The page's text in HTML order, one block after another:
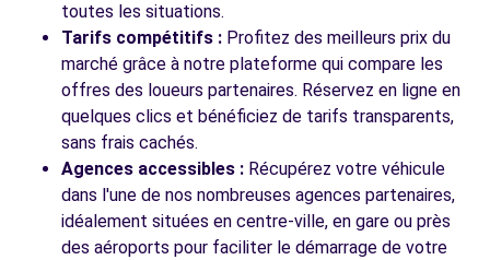
toutes les situations.
Tarifs compétitifs : Profitez des meilleurs prix du
marché grâce à notre plateforme qui compare les
offres des loueurs partenaires. Réservez en ligne en
quelques clics et bénéficiez de tarifs transparents,
sans frais cachés.
Agences accessibles : Récupérez votre véhicule
dans l'une de nos nombreuses agences partenaires,
idéalement situées en centre-ville, en gare ou près
des aéroports pour faciliter le démarrage de votre